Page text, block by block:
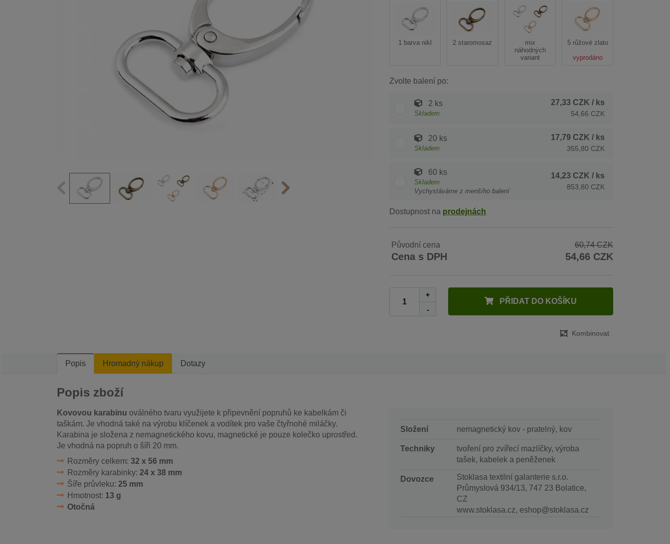
1 barva nikl 2 staromosaz
mix
náhodných
variant
5 růžové zlato
vyprodáno
Zvolte balení po:
2 ks
Skladem
27,33 CZK / ks
54,66 CZK
20 ks
Skladem
17,79 CZK / ks
355,80 CZK
60 ks
Skladem
Vychystáváme z menšího balení
14,23 CZK / ks
853,80 CZK
Dostupnost na prodejnách
Původní cena 60,74 CZK
Cena s DPH 54,66 CZK
+
-
PŘIDAT DO KOŠÍKU
Kombinovat
Popis Hromadný nákup Dotazy
Popis zboží
Kovovou karabinu oválného tvaru využijete k připevnění popruhů ke kabelkám či
taškám. Je vhodná také na výrobu klíčenek a vodítek pro vaše čtyřnohé miláčky.
Karabina je složena z nemagnetického kovu, magnetické je pouze kolečko uprostřed.
Je vhodná na popruh o šíři 20 mm.
Rozměry celkem: 32 x 56 mm
Rozměry karabinky: 24 x 38 mm
Šíře průvleku: 25 mm
Hmotnost: 13 g
Otočná
Složení nemagnetický kov - pratelný, kov
Techniky
tvoření pro zvířecí mazlíčky, výroba
tašek, kabelek a peněženek
Dovozce
Stoklasa textilní galanterie s.r.o.
Průmyslová 934/13, 747 23 Bolatice,
CZ
www.stoklasa.cz, eshop@stoklasa.cz